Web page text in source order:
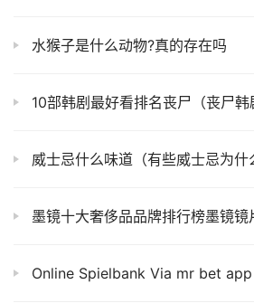
水猴子是什么动物?真的存在吗
10部韩剧最好看排名丧尸（丧尸韩剧排
威士忌什么味道（有些威士忌为什
墨镜十大奢侈品品牌排行榜墨镜镜
Online Spielbank Via mr bet app android